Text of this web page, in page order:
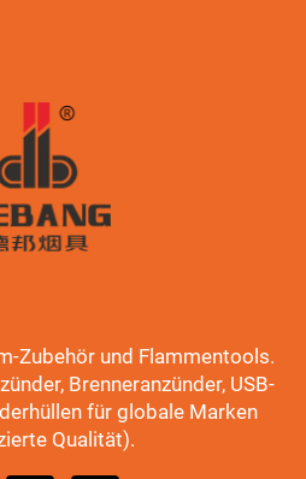
Zubehör und Flammentools.
Brenneranzünder, USB-
für globale Marken
Qualität).